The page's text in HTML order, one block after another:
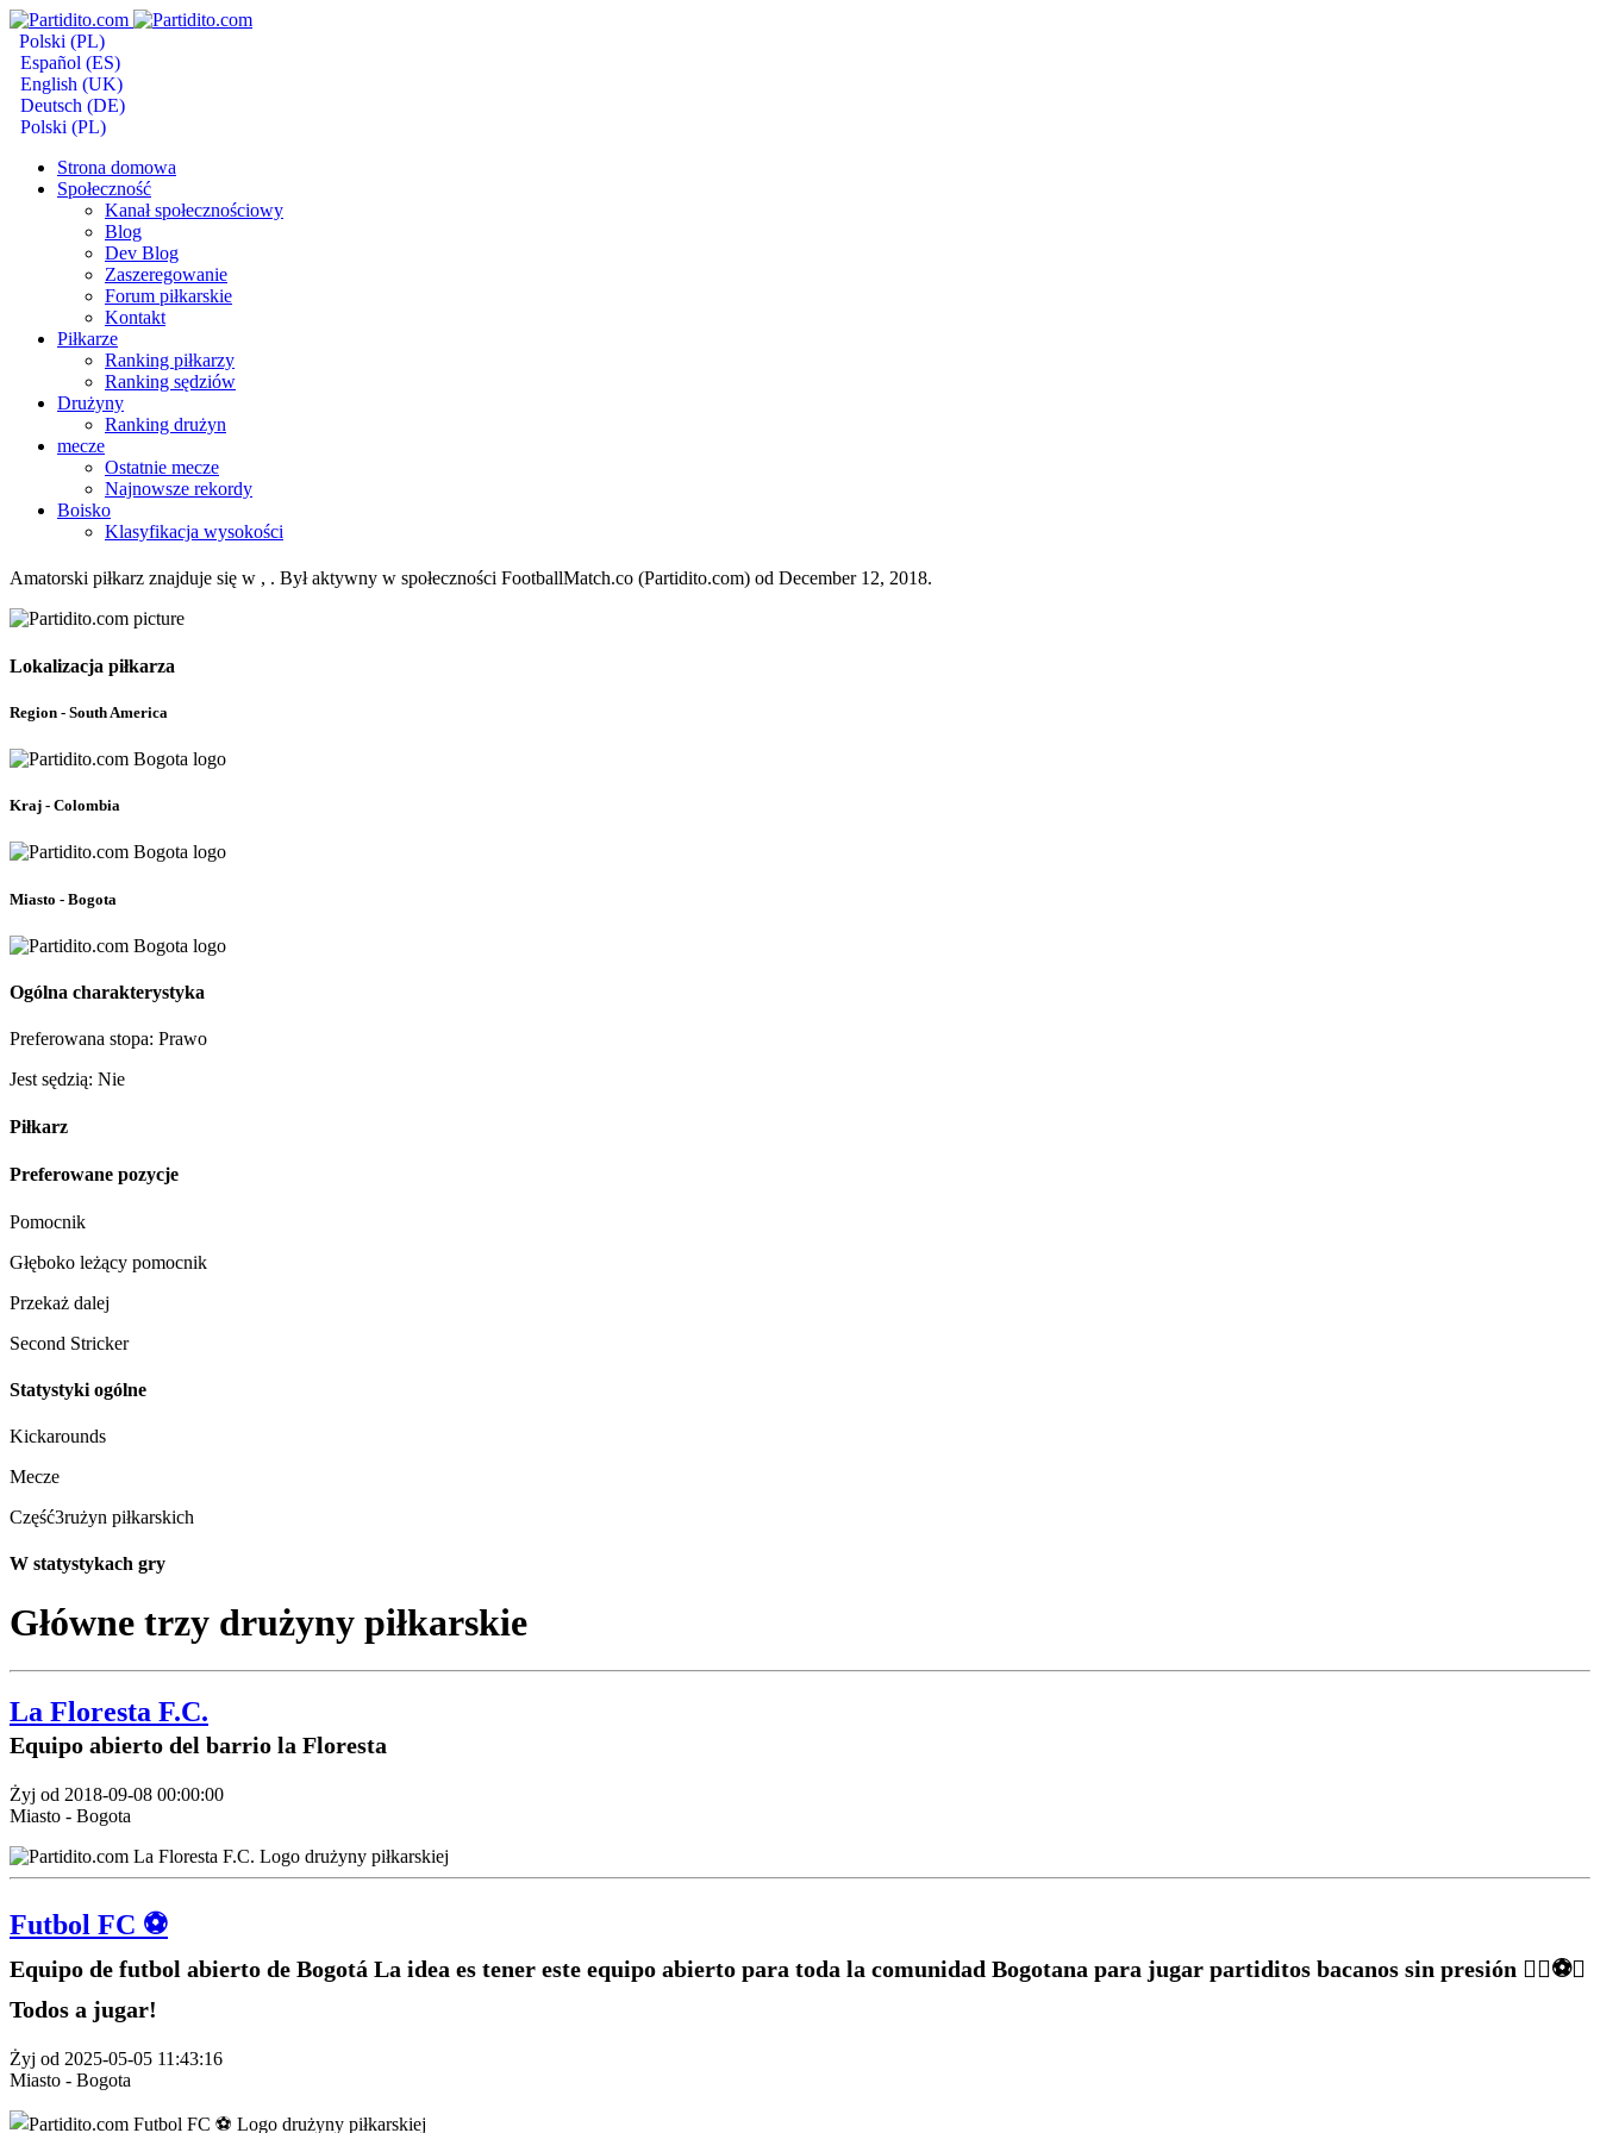
Polski (PL)
Español (ES)
English (UK)
Deutsch (DE)
Polski (PL)
Strona domowa
Społeczność
Kanał społecznościowy
Blog
Dev Blog
Zaszeregowanie
Forum piłkarskie
Kontakt
Piłkarze
Ranking piłkarzy
Ranking sędziów
Drużyny
Ranking drużyn
mecze
Ostatnie mecze
Najnowsze rekordy
Boisko
Klasyfikacja wysokości
Amatorski piłkarz znajduje się w , . Był aktywny w społeczności FootballMatch.co (Partidito.com) od December 12, 2018.
Lokalizacja piłkarza
Region - South America
Kraj - Colombia
Miasto - Bogota
Ogólna charakterystyka
Preferowana stopa: Prawo
Jest sędzią: Nie
Piłkarz
Preferowane pozycje
Pomocnik
Głęboko leżący pomocnik
Przekaż dalej
Second Stricker
Statystyki ogólne
Kickarounds
Mecze
Część3rużyn piłkarskich
W statystykach gry
Główne trzy drużyny piłkarskie
La Floresta F.C.
Equipo abierto del barrio la Floresta
Żyj od 2018-09-08 00:00:00
Miasto - Bogota
Futbol FC ⚽️
Equipo de futbol abierto de Bogotá La idea es tener este equipo abierto para toda la comunidad Bogotana para jugar partiditos bacanos sin presión ✌🏽⚽️🥅
Todos a jugar!
Żyj od 2025-05-05 11:43:16
Miasto - Bogota